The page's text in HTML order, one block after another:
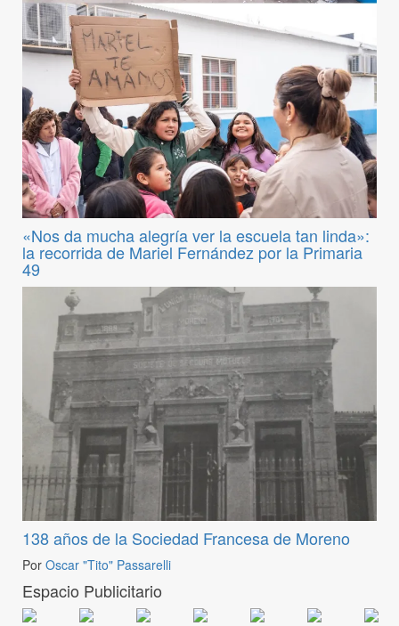
«Nos da mucha alegría ver la escuela tan linda»:
la recorrida de Mariel Fernández por la Primaria
49
138 años de la Sociedad Francesa de Moreno
Por Oscar "Tito" Passarelli
Espacio Publicitario